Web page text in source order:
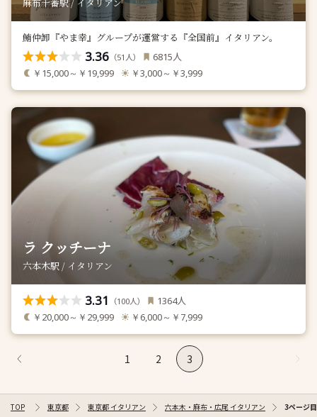
鮪仲卸『やま幸』グループが運営する『全国前』イタリアン。
3.36 （51 人） 6815人
￥15,000～￥19,999 ￥3,000～￥3,999
ラ クッチーナ
六本木駅 / イタリアン
3.31 （100人） 1364人
￥20,000～￥29,999 ￥6,000～￥7,999
1 2 3
TOP 東京都 東京都 イタリアン 六本木・麻布・広尾 イタリアン 3ページ目